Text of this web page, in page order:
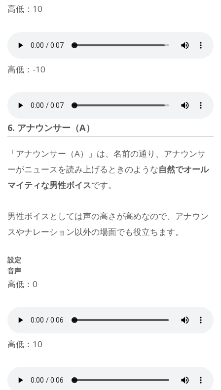
高低：10
高低：-10
6. アナウンサー（A）
「アナウンサー（A）」は、名前の通り、アナウンサ
ーがニュースを読み上げるときのような自然でオール
マイティな男性ボイスです。
男性ボイスとしては声の高さが高めなので、アナウン
スやナレーション以外の場面でも役立ちます。
設定
音声
高低：0
高低：10